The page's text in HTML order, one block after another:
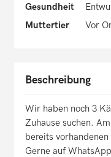
Gesundheit
Muttertier
Vor
Beschreibung
Wir haben noch 3
Zuhause suchen.
bereits vorhandenen
Gerne auf WhatsApp